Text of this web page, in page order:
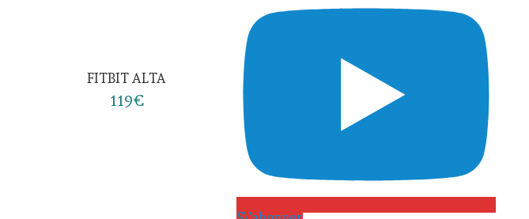
FITBIT ALTA
119€